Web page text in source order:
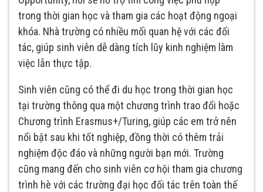
trong thời gian học và tham gia các hoạt động ngoại
khóa. Nhà trường có nhiều mối quan hệ với các đối
tác, giúp sinh viên dễ dàng tích lũy kinh nghiệm làm
việc lẫn thực tập.
Sinh viên cũng có thể đi du học trong thời gian học
tại trường thông qua một chương trình trao đổi hoặc
Chương trình Erasmus+/Turing, giúp các em trở nên
nổi bật sau khi tốt nghiệp, đồng thời có thêm trải
nghiệm độc đáo và những người bạn mới. Trường
cũng mang đến cho sinh viên cơ hội tham gia chương
trình hè với các trường đại học đối tác trên toàn thế